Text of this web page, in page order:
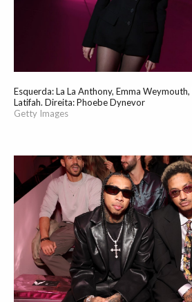
Esquerda: La La Anthony, Emma
Latifah. Direita: Phoebe Dynevor
Getty Images